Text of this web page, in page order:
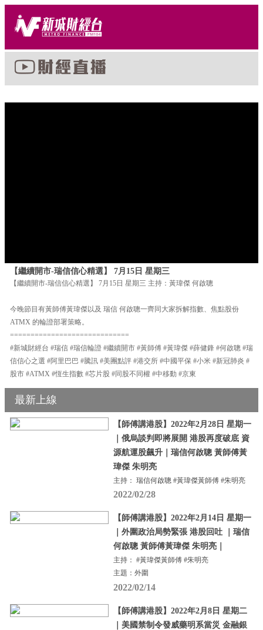
【繼續開市-瑞信信心精選】 7月15日 星期三
【繼續開市-瑞信信心精選】 7月15日 星期三 主持：黃瑋傑 何啟聰
今晚節目有黃師傅黃瑋傑以及 瑞信 何啟聰一齊同大家拆解指數、焦點股份
ATMX 的輪證部署策略。
=============================
#新城財經台 #瑞信 #瑞信輪證 #繼續開市 #黃師傅 #黃瑋傑 #薛健鋒 #何啟聰 #瑞
信信心之選 #阿里巴巴 #騰訊 #美團點評 #港交所 #中國平保 #小米 #新冠肺炎 #
股市 #ATMX #恆生指數 #芯片股 #同股不同權 #中移動 #京東
最新上線
【師傅講港股】2022年2月28日 星期一
｜俄烏談判即將展開 港股再度破底 資
源航運股飆升｜瑞信何啟聰 黃師傅黃
瑋傑 朱明亮
主持： 瑞信何啟聰 #黃瑋傑黃師傅 #朱明亮
2022/02/28
【師傅講港股】2022年2月14日 星期一
｜外圍政治局勢緊張 港股回吐 ｜瑞信
何啟聰 黃師傅黃瑋傑 朱明亮｜
主持： #黃瑋傑黃師傅 #朱明亮
主題：外圍
2022/02/14
【師傅講港股】2022年2月8日 星期二
｜美國禁制令發威藥明系當災 金融銀